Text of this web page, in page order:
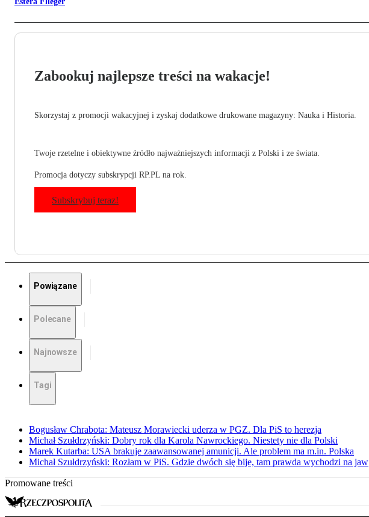
Zabookuj najlepsze treści na wakacje!
Skorzystaj z promocji wakacyjnej i zyskaj dodatkowe drukowane magazyny: Nauka i Historia.
Twoje rzetelne i obiektywne źródło najważniejszych informacji z Polski i ze świata.
Promocja dotyczy subskrypcji RP.PL na rok.
Subskrybuj teraz!
Powiązane
Polecane
Najnowsze
Tagi
Bogusław Chrabota: Mateusz Morawiecki uderza w PGZ. Dla PiS to herezja
Michał Szułdrzyński: Dobry rok dla Karola Nawrockiego. Niestety nie dla Polski
Marek Kutarba: USA brakuje zaawansowanej amunicji. Ale problem ma m.in. Polska
Michał Szułdrzyński: Rozłam w PiS. Gdzie dwóch się bije, tam prawda wychodzi na jaw
Promowane treści